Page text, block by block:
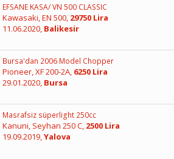
EFSANE KASA/ VN 500 CLASSIC
Kawasaki, EN 500, 29750 Lira
11.06.2020, Balikesir
Bursa'dan 2006 Model Chopper
Pioneer, XF 200-2A, 6250 Lira
29.01.2020, Bursa
Masrafsiz süperlight 250cc
Kanuni, Seyhan 250 C, 2500 Lira
19.09.2019,Yalova